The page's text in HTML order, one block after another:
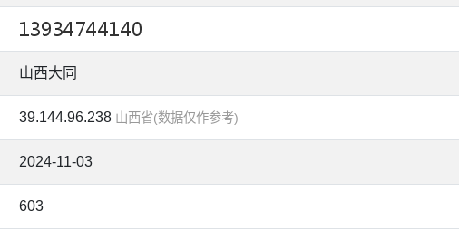
山西大同
39.144.96.238 山西省(数据仅作参考)
2024-11-03
603